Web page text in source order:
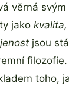
věrná svým
jako
jsou
toho,